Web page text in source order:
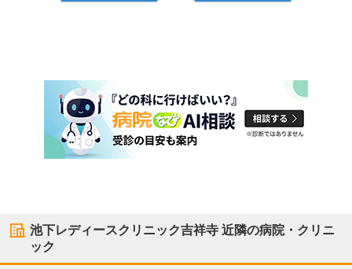
池下レディースクリニック吉祥寺 近隣の病院・クリニ
ック